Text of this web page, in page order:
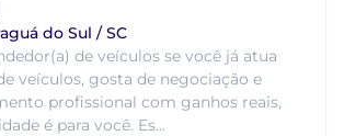
do Sul / SC
de veículos se você já atua
veículos, gosta de negociação e
profissional com ganhos reais,
é para você. Es...